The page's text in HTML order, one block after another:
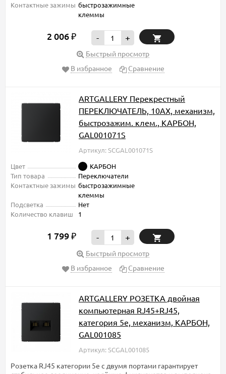
Контактные зажимы быстрозажимные
клеммы
2 006 ₽ - +
Быстрый просмотр
В избранное
Сравнение
ARTGALLERY Перекрестный
ПЕРЕКЛЮЧАТЕЛЬ, 10АХ, механизм,
быстрозажим. клем., КАРБОН,
GAL001071S
Артикул: SCGAL001071S
Цвет
КАРБОН
Тип товара
Переключатели
Контактные зажимы быстрозажимные
клеммы
Подсветка
Нет
Количество клавиш
1
1 799 ₽ - +
Быстрый просмотр
В избранное
Сравнение
ARTGALLERY РОЗЕТКА двойная
компьютерная RJ45+RJ45,
категория 5е, механизм, КАРБОН,
GAL001085
Артикул: SCGAL001085
Розетка RJ45 категории 5e с двумя портами гарантирует